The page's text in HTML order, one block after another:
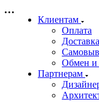
Клиентам
Оплата
Доставка
Обмен и
Партнерам